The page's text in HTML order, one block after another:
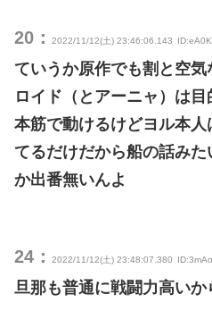
20： 2022/11/12(土) 23:46:06.143
ていうか原作でも割と空気
ロイド（とアーニャ）は
本筋で動けるけどヨル本
てるだけだから船の話み
か出番無いんよ
24： 2022/11/12(土) 23:48:07.380
旦那も普通に戦闘力高いか